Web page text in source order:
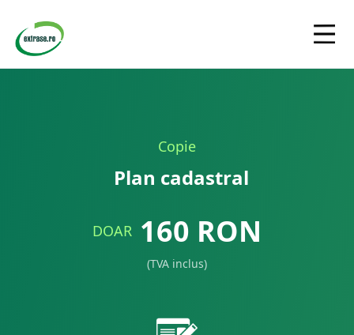
Copie
Plan cadastral
DOAR 160 RON
(TVA inclus)